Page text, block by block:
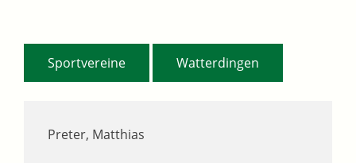
Preter, Matthias
Sportvereine Watterdingen